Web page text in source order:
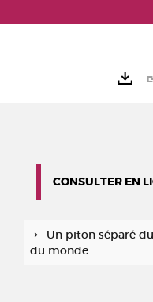
CONSULTER EN
Un piton séparé
du monde